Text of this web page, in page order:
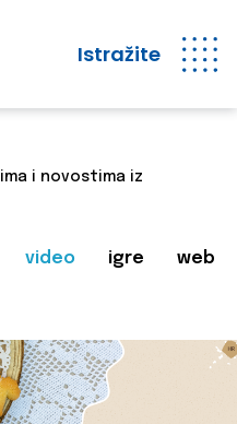
Istražite
i novostima iz
video igre web